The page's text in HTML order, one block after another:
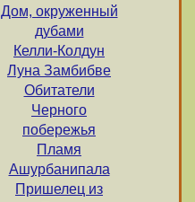
Дом, окруженный
дубами
Келли-Колдун
Луна Замбибве
Обитатели
Черного
побережья
Пламя
Ашурбанипала
Пришелец из